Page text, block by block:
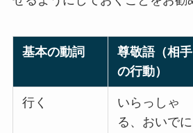
基本の動詞
尊敬語（相手
の行動）
行く
いらっしゃ
る、おいでに